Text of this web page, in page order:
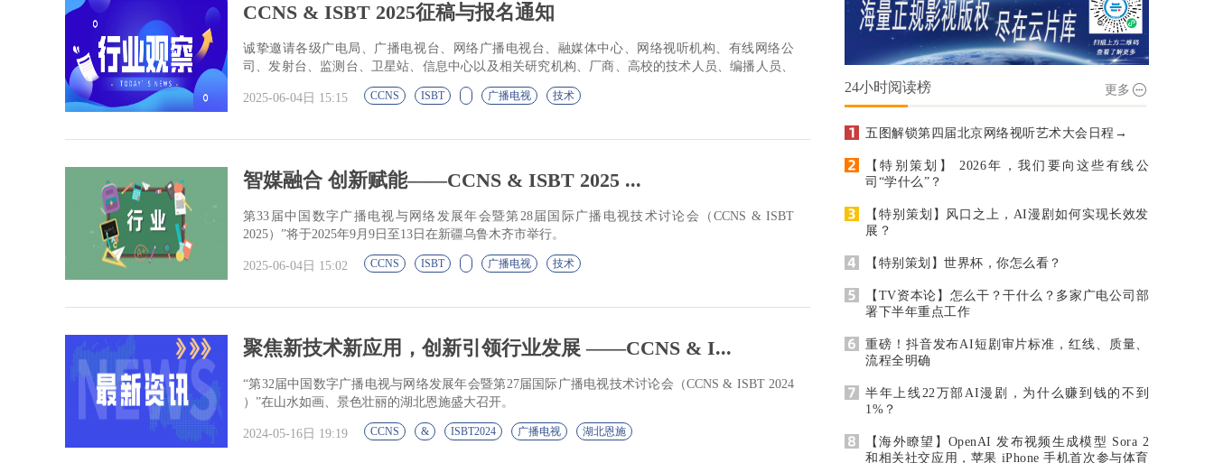
CCNS & ISBT 2025征稿与报名通知
诚挚邀请各级广电局、广播电视台、网络广播电视台、融媒体中心、网络视听机构、有线网络公
司、发射台、监测台、卫星站、信息中心以及相关研究机构、厂商、高校的技术人员、编播人员、
管理人员踊跃投稿、报名参会！
2025-06-04日 15:15
CCNS ISBT 广播电视 技术
智媒融合 创新赋能——CCNS & ISBT 2025 ...
第33届中国数字广播电视与网络发展年会暨第28届国际广播电视技术讨论会（CCNS & ISBT
2025）”将于2025年9月9日至13日在新疆乌鲁木齐市举行。
2025-06-04日 15:02 CCNS ISBT 广播电视 技术
聚焦新技术新应用，创新引领行业发展 ——CCNS & I...
“第32届中国数字广播电视与网络发展年会暨第27届国际广播电视技术讨论会（CCNS & ISBT 2024
）”在山水如画、景色壮丽的湖北恩施盛大召开。
2024-05-16日 19:19 CCNS & ISBT2024 广播电视 湖北恩施
24小时阅读榜 更多
五图解锁第四届北京网络视听艺术大会日程→
【特别策划】 2026年，我们要向这些有线公
司“学什么”？
【特别策划】风口之上，AI漫剧如何实现长效发
展？
【特别策划】世界杯，你怎么看？
【TV资本论】怎么干？干什么？多家广电公司部
署下半年重点工作
重磅！抖音发布AI短剧审片标准，红线、质量、
流程全明确
半年上线22万部AI漫剧，为什么赚到钱的不到
1%？
【海外瞭望】OpenAI 发布视频生成模型 Sora 2
和相关社交应用，苹果 iPhone 手机首次参与体育